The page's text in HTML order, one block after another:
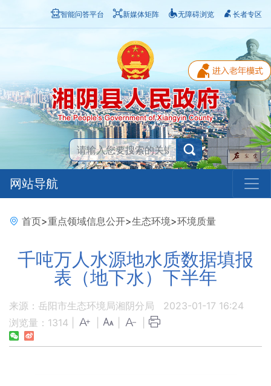
智能问答平台 新媒体矩阵 无障碍浏览 长者专区
网站导航
首页>重点领域信息公开>生态环境>环境质量
千吨万人水源地水质数据填报
表（地下水）下半年
来源：岳阳市生态环境局湘阴分局
2023-01-17 16:24
浏览量： 1314